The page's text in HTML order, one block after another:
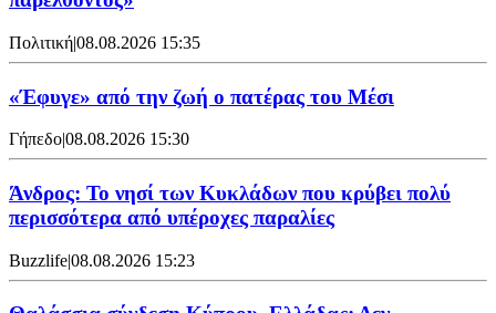
Πολιτική|08.08.2026 15:35
«Έφυγε» από την ζωή ο πατέρας του Μέσι
Γήπεδο|08.08.2026 15:30
Άνδρος: Το νησί των Κυκλάδων που κρύβει πολύ
περισσότερα από υπέροχες παραλίες
Buzzlife|08.08.2026 15:23